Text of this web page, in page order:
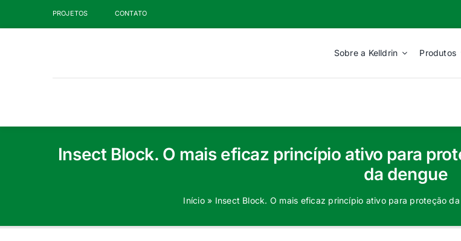
PROJETOS CONTATO
Sobre a Kelldrin Produtos
Insect Block. O mais eficaz princípio ativo para
da dengue
Início» Insect Block. O mais eficaz princípio ativo para proteção